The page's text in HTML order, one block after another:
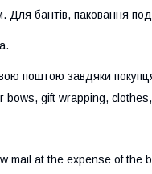
бантів, паковання
поштою завдяки
bows, gift wrapping,
mail at the expense of the